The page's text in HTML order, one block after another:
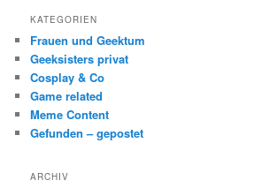
KATEGORIEN
Frauen und Geektum
Geeksisters privat
Cosplay & Co
Game related
Meme Content
Gefunden – gepostet
ARCHIV